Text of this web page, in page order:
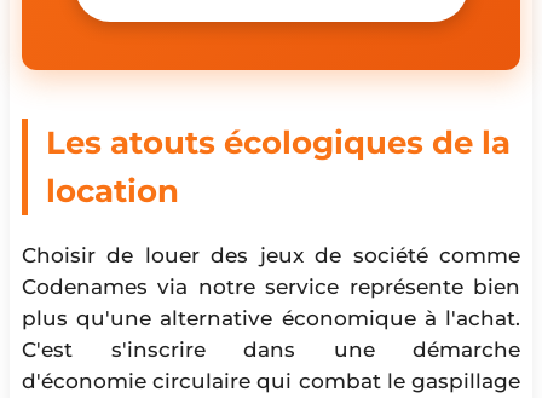
Les atouts écologiques de la
location
Choisir de louer des jeux de société comme
Codenames via notre service représente bien
plus qu'une alternative économique à l'achat.
C'est s'inscrire dans une démarche
d'économie circulaire qui combat le gaspillage